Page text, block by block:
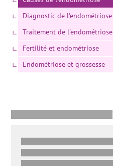
Diagnostic de l'endométriose
Traitement de l'endométriose
Fertilité et endométriose
Endométriose et grossesse